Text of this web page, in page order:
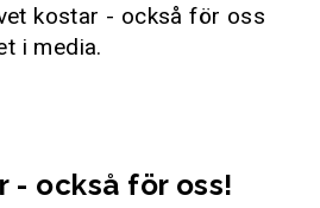
kostar - också för oss
i media.
- också för oss!